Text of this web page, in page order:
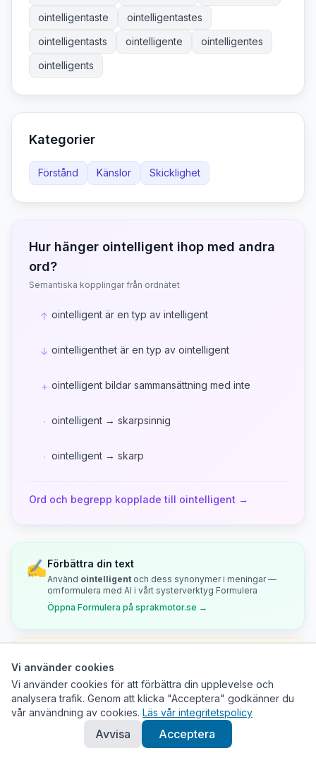
ointelligentaste
ointelligentastes
ointelligentasts
ointelligente
ointelligentes
ointelligents
Kategorier
Förstånd Känslor Skicklighet
Hur hänger ointelligent ihop med andra
ord?
Semantiska kopplingar från ordnätet
↑ ointelligent är en typ av intelligent
↓ ointelligenthet är en typ av ointelligent
+ ointelligent bildar sammansättning med inte
· ointelligent → skarpsinnig
· ointelligent → skarp
Ord och begrepp kopplade till ointelligent →
✍️Förbättra din text
Använd ointelligent och dess synonymer i meningar —
omformulera med AI i vårt systerverktyg Formulera
Öppna Formulera på sprakmotor.se →
🧩
mönstermatchning
Öppna Korsord på sprakmotor.se →
Vi använder cookies
Vi använder cookies för att förbättra din upplevelse och
analysera trafik. Genom att klicka "Acceptera" godkänner du
vår användning av cookies. Läs vår integritetspolicy
Avvisa Acceptera